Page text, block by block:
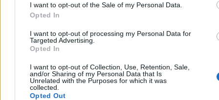
I want to opt-out of the Sale of my Personal Data.
Opted In
I want to opt-out of processing my Personal Data for
Targeted Advertising.
Opted In
I want to opt-out of Collection, Use, Retention, Sale,
and/or Sharing of my Personal Data that Is
Unrelated with the Purposes for which it was
collected.
Opted Out
Reklama
Reklama